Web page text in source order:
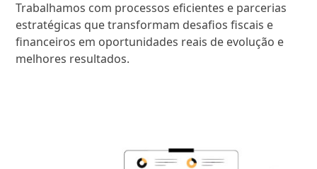
Trabalhamos com processos eficientes e parcerias
estratégicas que transformam desafios fiscais e
financeiros em oportunidades reais de evolução e
melhores resultados.